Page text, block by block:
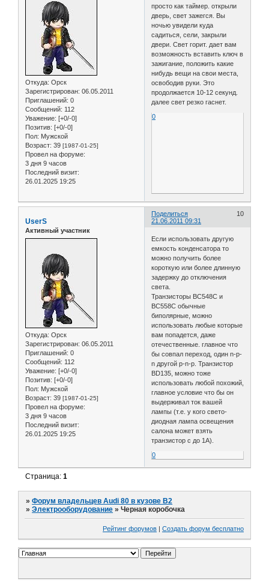
Откуда: Орск
Зарегистрирован: 06.05.2011
Приглашений: 0
Сообщений: 112
Уважение: [+0/-0]
Позитив: [+0/-0]
Пол: Мужской
Возраст: 39 [1987-01-25]
Провел на форуме:
3 дня 9 часов
Последний визит:
26.01.2025 19:25
просто как таймер. открыли
дверь, свет зажегся. Вы
ночью увидели куда
садиться, сели, закрыли
двери. Свет горит. дает вам
возможность вставить ключ в
зажигание, положить какие
нибудь вещи на свои места,
освободив руки. Это
продолжается 10-12 секунд.
далее свет резко гаснет.
0
Поделиться
10
21.06.2011 09:31
UserS
Активный участник
Откуда: Орск
Зарегистрирован: 06.05.2011
Приглашений: 0
Сообщений: 112
Уважение: [+0/-0]
Позитив: [+0/-0]
Пол: Мужской
Возраст: 39 [1987-01-25]
Провел на форуме:
3 дня 9 часов
Последний визит:
26.01.2025 19:25
Если использовать другую
емкость конденсатора то
можно получить более
короткую или более длинную
задержку до отключения
света.
Транзисторы BC548C и
BC558C обычные
биполярные, можно
использовать любые которые
вам попадется, даже
отечественные. главное что
бы совпал переход, один n-p-
n другой p-n-p. Транзистор
BD135, можно тоже
использовать любой похожий,
главное условие что бы он
выдерживал ток вашей
лампы (т.е. у кого свето-
диодная лампа освещения
салона может взять
транзистор с до 1А).
0
Страница:1
»Форум владельцев Audi 80 в кузове В2
»Электрооборудование »Черная коробочка
Рейтинг форумов | Создать форум бесплатно